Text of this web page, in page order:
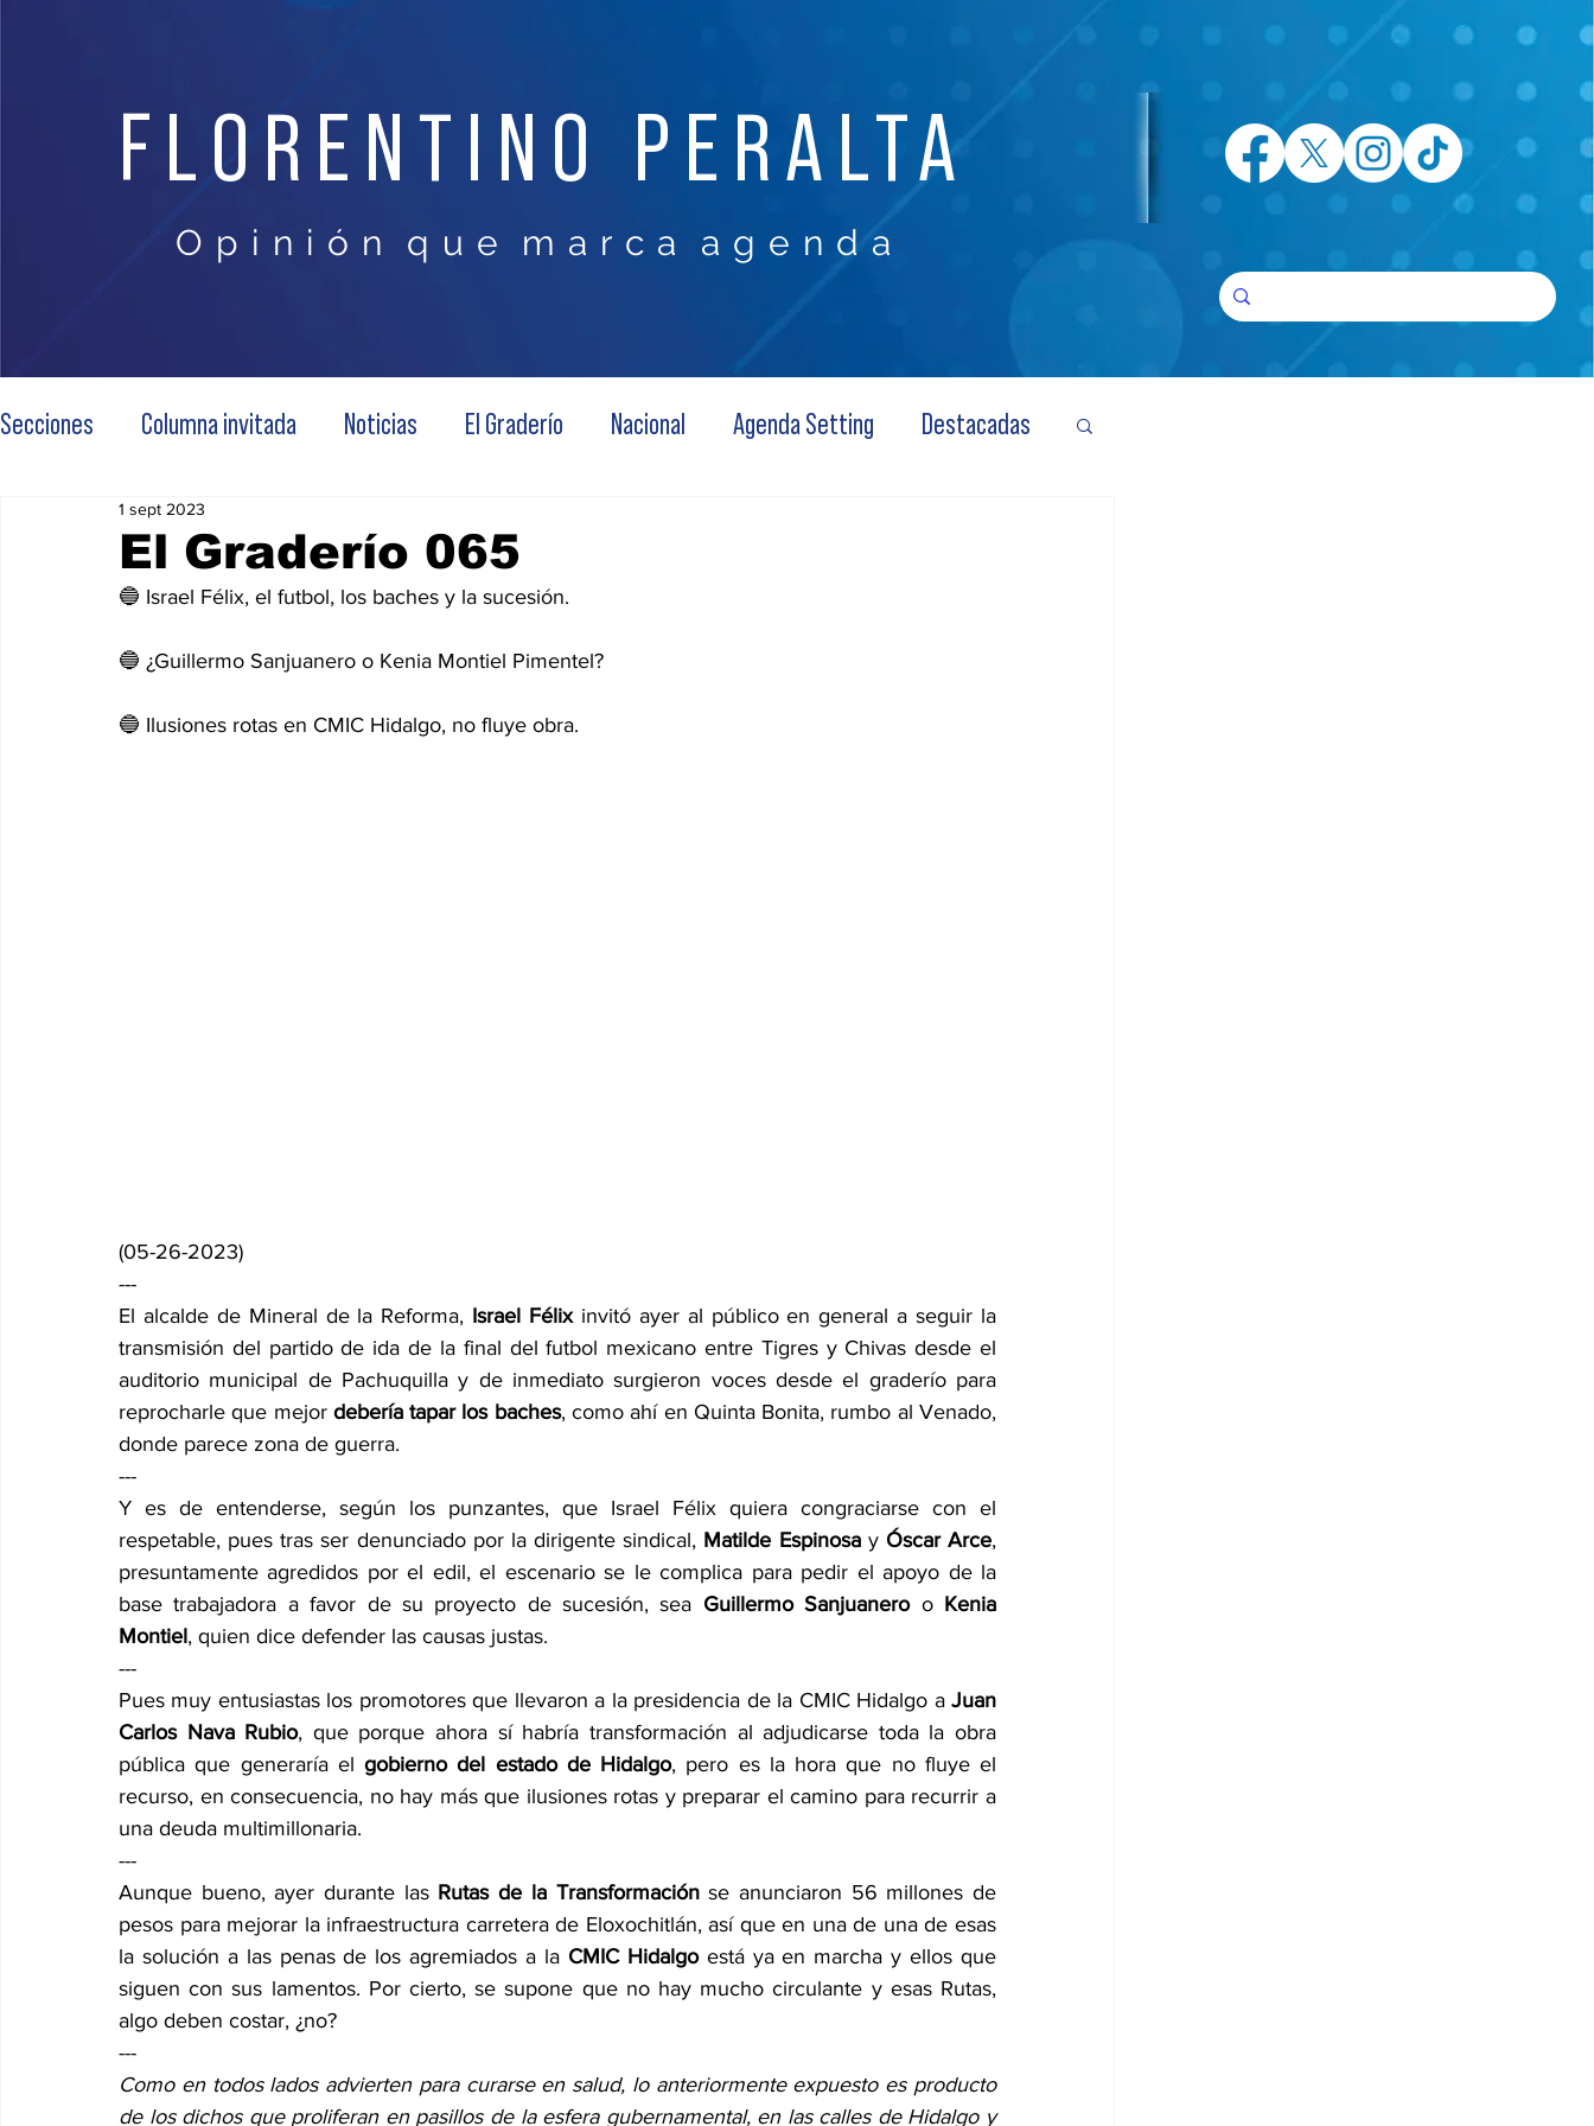
FLORENTINO PERALTA
O p i n i ó n q u e m a r c a a g e n d a
Secciones Columna invitada Noticias El Graderío Nacional Agenda Setting Destacadas
El Graderío 065
1 sept 2023
🔵 Israel Félix, el futbol, los baches y la sucesión.
🔵 ¿Guillermo Sanjuanero o Kenia Montiel Pimentel?
🔵 Ilusiones rotas en CMIC Hidalgo, no fluye obra.
(05-26-2023)
---
El alcalde de Mineral de la Reforma, Israel Félix invitó ayer al público en general a seguir la
transmisión del partido de ida de la final del futbol mexicano entre Tigres y Chivas desde el
auditorio municipal de Pachuquilla y de inmediato surgieron voces desde el graderío para
reprocharle que mejor debería tapar los baches, como ahí en Quinta Bonita, rumbo al Venado,
donde parece zona de guerra.
---
Y es de entenderse, según los punzantes, que Israel Félix quiera congraciarse con el
respetable, pues tras ser denunciado por la dirigente sindical, Matilde Espinosa y Óscar Arce,
presuntamente agredidos por el edil, el escenario se le complica para pedir el apoyo de la
base trabajadora a favor de su proyecto de sucesión, sea Guillermo Sanjuanero o Kenia
Montiel, quien dice defender las causas justas.
---
Pues muy entusiastas los promotores que llevaron a la presidencia de la CMIC Hidalgo a Juan
Carlos Nava Rubio, que porque ahora sí habría transformación al adjudicarse toda la obra
pública que generaría el gobierno del estado de Hidalgo, pero es la hora que no fluye el
recurso, en consecuencia, no hay más que ilusiones rotas y preparar el camino para recurrir a
una deuda multimillonaria.
---
Aunque bueno, ayer durante las Rutas de la Transformación se anunciaron 56 millones de
pesos para mejorar la infraestructura carretera de Eloxochitlán, así que en una de una de esas
la solución a las penas de los agremiados a la CMIC Hidalgo está ya en marcha y ellos que
siguen con sus lamentos. Por cierto, se supone que no hay mucho circulante y esas Rutas,
algo deben costar, ¿no?
---
Como en todos lados advierten para curarse en salud, lo anteriormente expuesto es producto
de los dichos que proliferan en pasillos de la esfera gubernamental, en las calles de Hidalgo y